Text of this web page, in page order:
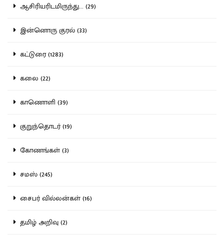
ஆசிரியரிடமிருந்து... (29)
இன்னொரு குரல் (33)
கட்டுரை (1283)
கலை (22)
காணொளி (39)
குறுந்தொடர் (19)
கோணங்கள் (3)
சமஸ் (245)
சைபர் வில்லன்கள் (16)
தமிழ் அறிவு (2)